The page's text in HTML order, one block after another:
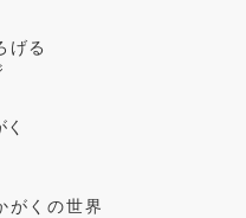
げる
がくの世界